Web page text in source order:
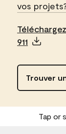
vos
911
Trouver
Tap or